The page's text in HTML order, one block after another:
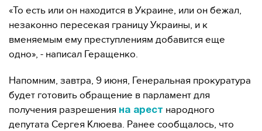
«То есть или он находится в Украине, или он бежал,
незаконно пересекая границу Украины, и к
вменяемым ему преступлениям добавится еще
одно», - написал Геращенко.
Напомним, завтра, 9 июня, Генеральная прокуратура
будет готовить обращение в парламент для
получения разрешения на арест народного
депутата Сергея Клюева. Ранее сообщалось, что